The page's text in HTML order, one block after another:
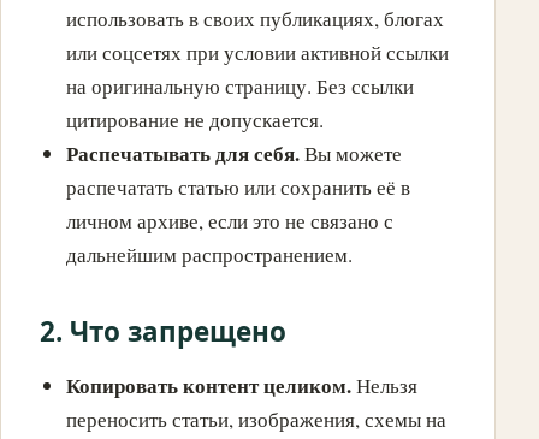
использовать в своих публикациях, блогах
или соцсетях при условии активной ссылки
на оригинальную страницу. Без ссылки
цитирование не допускается.
Распечатывать для себя.Вы можете
распечатать статью или сохранить её в
личном архиве, если это не связано с
дальнейшим распространением.
2. Что запрещено
Копировать контент целиком.Нельзя
переносить статьи, изображения, схемы на